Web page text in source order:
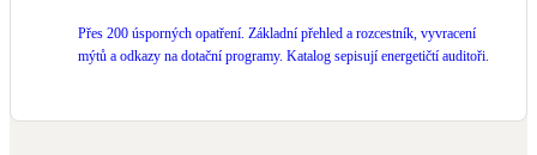
Přes 200 úsporných opatření. Základní přehled a rozcestník, vyvracení
mýtů a odkazy na dotační programy. Katalog sepisují energetičtí auditoři.